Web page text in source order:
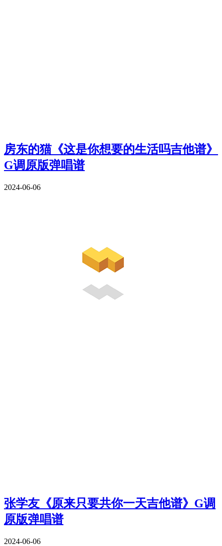
房东的猫《这是你想要的生活吗吉他谱》
G调原版弹唱谱
2024-06-06
张学友《原来只要共你一天吉他谱》G调
原版弹唱谱
2024-06-06